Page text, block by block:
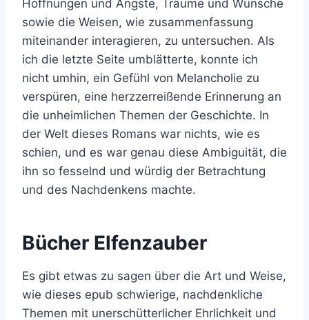
Hoffnungen und Ängste, Träume und Wünsche
sowie die Weisen, wie zusammenfassung
miteinander interagieren, zu untersuchen. Als
ich die letzte Seite umblätterte, konnte ich
nicht umhin, ein Gefühl von Melancholie zu
verspüren, eine herzzerreißende Erinnerung an
die unheimlichen Themen der Geschichte. In
der Welt dieses Romans war nichts, wie es
schien, und es war genau diese Ambiguität, die
ihn so fesselnd und würdig der Betrachtung
und des Nachdenkens machte.
Bücher Elfenzauber
Es gibt etwas zu sagen über die Art und Weise,
wie dieses epub schwierige, nachdenkliche
Themen mit unerschütterlicher Ehrlichkeit und